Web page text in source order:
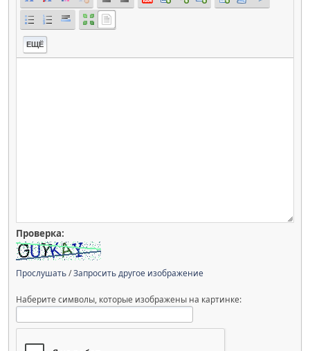
ЕЩЁ
Проверка:
Прослушать/Запросить другое изображение
Наберите символы, которые изображены на картинке: